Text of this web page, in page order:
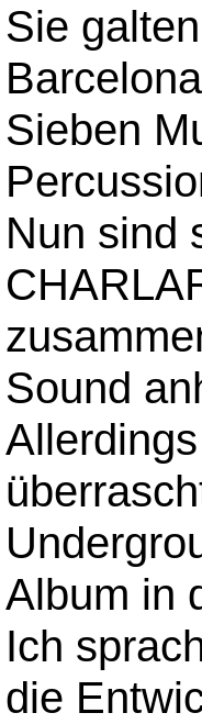
Sie
Sieben
Nun sind
Sound
Album in
Ich
die